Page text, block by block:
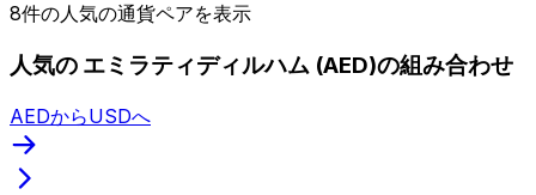
8件の人気の通貨ペアを表示
人気の エミラティディルハム (AED)の組み合わせ
AEDからUSDへ